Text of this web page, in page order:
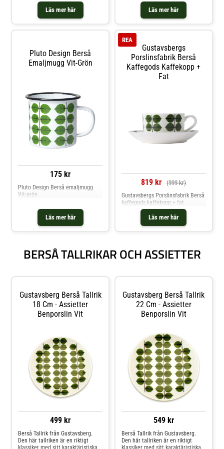
Läs mer här Läs mer här
Pluto Design Berså
Emaljmugg Vit-Grön
175 kr
Läs mer här
Pluto Design Berså emaljmugg
Vit-grön
Gustavsbergs
Porslinsfabrik Berså
Kaffegods Kaffekopp +
Fat
REA
819 kr (999 kr)
Läs mer här
Gustavsbergs Porslinsfabrik Berså
kaffegods kaffekopp + fat
BERSÅ TALLRIKAR OCH ASSIETTER
Gustavsberg Berså Tallrik
18 Cm - Assietter
Benporslin Vit
499 kr
Berså Tallrik från Gustavsberg.
Den här tallriken är en riktigt
klassiker med sitt karaktäristiska
Gustavsberg Berså Tallrik
22 Cm - Assietter
Benporslin Vit
549 kr
Berså Tallrik från Gustavsberg.
Den här tallriken är en riktigt
klassiker med sitt karaktäristiska